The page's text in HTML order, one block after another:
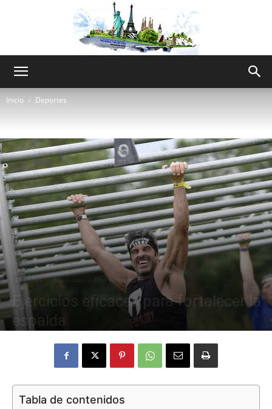
World
Thru
My
Eyes
Inicio Deportes
Deportes Especiales Post Patrocinado
Ejercicios eficaces para fortalecer la
espalda
Tabla de contenidos